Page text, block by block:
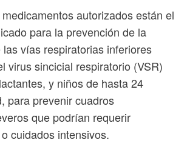
autorizados están el
para la prevención de la
vías respiratorias inferiores
virus sincicial respiratorio (VSR)
y niños de hasta 24
para prevenir cuadros
que podrían requerir
cuidados intensivos.